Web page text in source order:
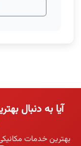
آیا به دنبال
بهترین خدمات